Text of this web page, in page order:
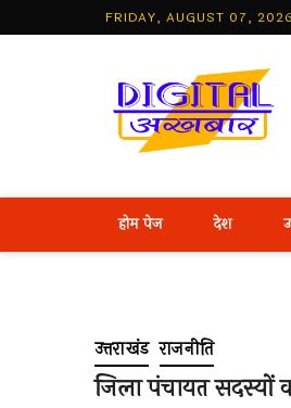
to
FRIDAY, AUGUST 07, 2026
होम पेज देश
उत्तराखंड राजनीति
जिला पंचायत सदस्यों